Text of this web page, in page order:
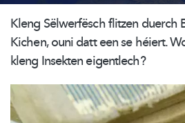
Kleng Sëlwerfësch flitzen duerch
Kichen, ouni datt een se héiert.
kleng Insekten eigentlech?